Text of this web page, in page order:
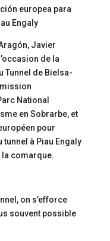
Javier
de la
Tunnel de Bielsa-
National
en Sobrarbe, et
pour
à Piau Engaly
la comarque.
on s’efforce
souvent possible